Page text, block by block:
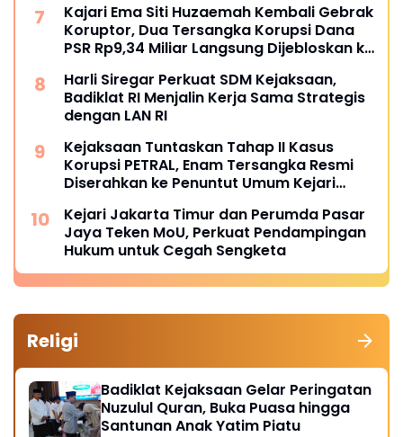
Kajari Ema Siti Huzaemah Kembali Gebrak
Koruptor, Dua Tersangka Korupsi Dana
PSR Rp9,34 Miliar Langsung Dijebloskan ke
Harli Siregar Perkuat SDM Kejaksaan,
Badiklat RI Menjalin Kerja Sama Strategis
dengan LAN RI
Kejaksaan Tuntaskan Tahap II Kasus
Korupsi PETRAL, Enam Tersangka Resmi
Diserahkan ke Penuntut Umum Kejari
Kejari Jakarta Timur dan Perumda Pasar
Jaya Teken MoU, Perkuat Pendampingan
Hukum untuk Cegah Sengketa
Religi
Badiklat Kejaksaan Gelar Peringatan
Nuzulul Quran, Buka Puasa hingga
Santunan Anak Yatim Piatu